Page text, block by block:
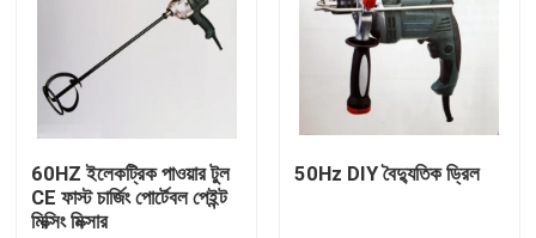
ভিডিও
আমাদের সম্পর্কে
60HZ ইলেকট্রিক পাওয়ার টুল
CE ফাস্ট চার্জিং পোর্টেবল পেইন্ট
মিক্সিং মিক্সার
50Hz DIY বৈদ্যুতিক ড্রিল